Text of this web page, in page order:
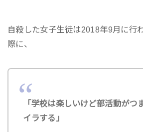
自殺した女子生徒は2018年9月に行
際に、
「学校は楽しいけど部活動がつ
イラする」